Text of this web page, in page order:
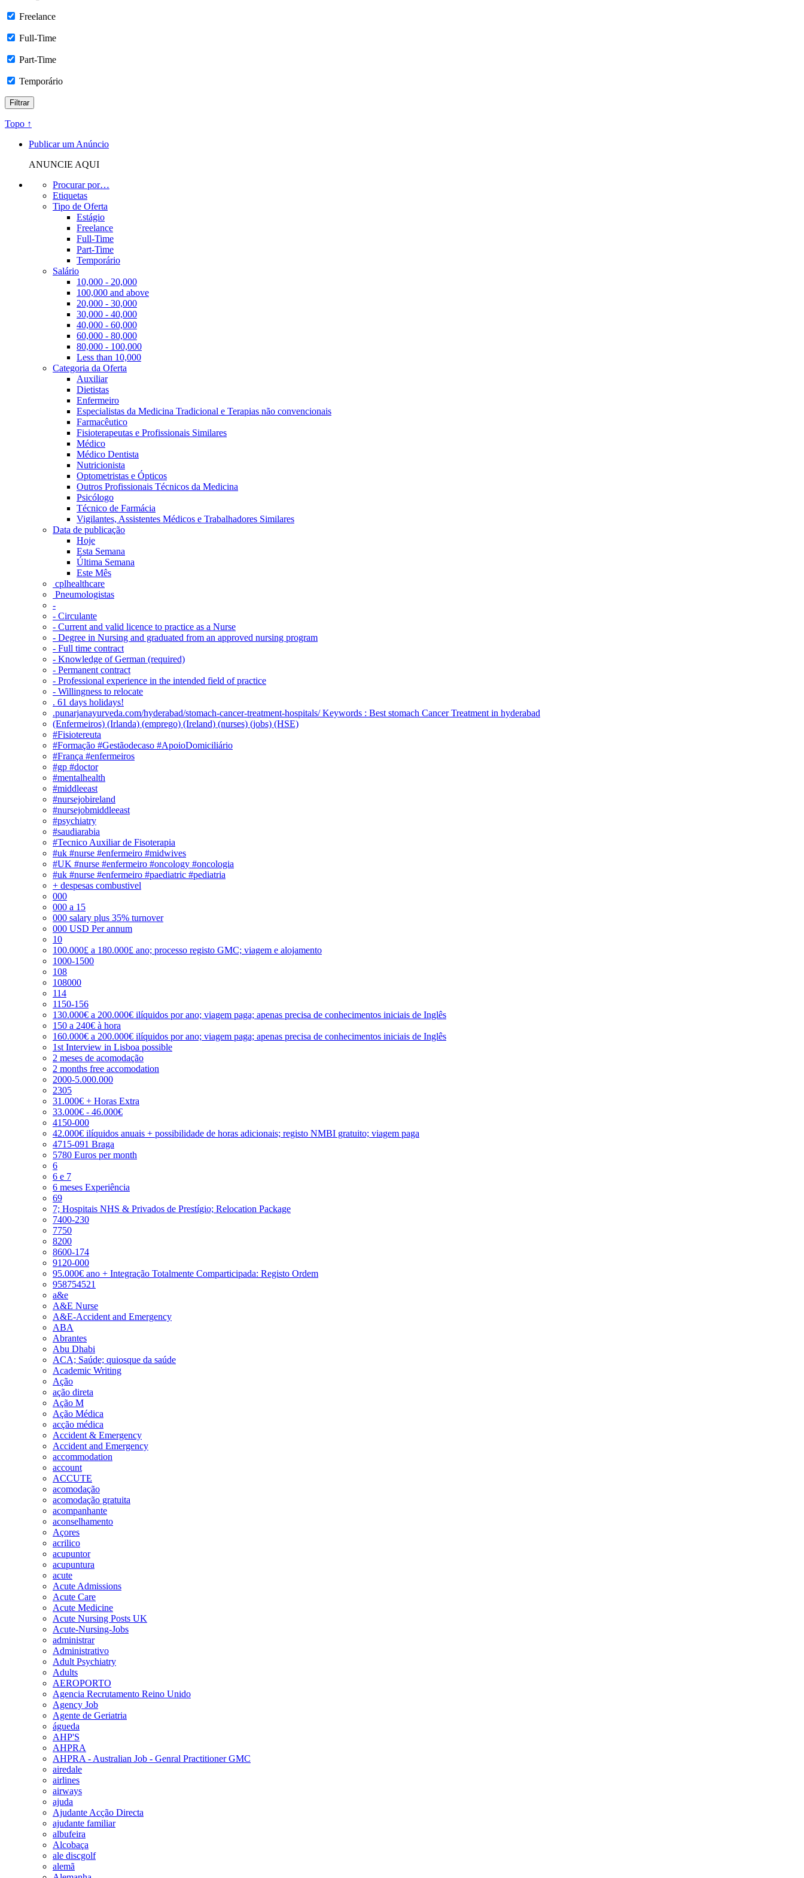
Freelance
Full-Time
Part-Time
Temporário
Topo ↑
Publicar um Anúncio
ANUNCIE AQUI
Procurar por…
Etiquetas
Tipo de Oferta
Estágio
Freelance
Full-Time
Part-Time
Temporário
Salário
10,000 - 20,000
100,000 and above
20,000 - 30,000
30,000 - 40,000
40,000 - 60,000
60,000 - 80,000
80,000 - 100,000
Less than 10,000
Categoria da Oferta
Auxiliar
Dietistas
Enfermeiro
Especialistas da Medicina Tradicional e Terapias não convencionais
Farmacêutico
Fisioterapeutas e Profissionais Similares
Médico
Médico Dentista
Nutricionista
Optometristas e Ópticos
Outros Profissionais Técnicos da Medicina
Psicólogo
Técnico de Farmácia
Vigilantes, Assistentes Médicos e Trabalhadores Similares
Data de publicação
Hoje
Esta Semana
Última Semana
Este Mês
‎ cplhealthcare‬
Pneumologistas
-
- Circulante
- Current and valid licence to practice as a Nurse
- Degree in Nursing and graduated from an approved nursing program
- Full time contract
- Knowledge of German (required)
- Permanent contract
- Professional experience in the intended field of practice
- Willingness to relocate
. 61 days holidays!
.punarjanayurveda.com/hyderabad/stomach-cancer-treatment-hospitals/ Keywords : Best stomach Cancer Treatment in hyderabad
(Enfermeiros) (Irlanda) (emprego) (Ireland) (nurses) (jobs) (HSE)
#Fisiotereuta
#Formação #Gestãodecaso #ApoioDomiciliário
#França #enfermeiros
#gp #doctor
#mentalhealth
#middleeast
#nursejobireland
#nursejobmiddleeast
#psychiatry
#saudiarabia
#Tecnico Auxiliar de Fisoterapia
#uk #nurse #enfermeiro #midwives
#UK #nurse #enfermeiro #oncology #oncologia
#uk #nurse #enfermeiro #paediatric #pediatria
+ despesas combustivel
000
000 a 15
000 salary plus 35% turnover
000 USD Per annum
10
100.000£ a 180.000£ ano; processo registo GMC; viagem e alojamento
1000-1500
108
108000
114
1150-156
130.000€ a 200.000€ ilíquidos por ano; viagem paga; apenas precisa de conhecimentos iniciais de Inglês
150 a 240€ à hora
160.000€ a 200.000€ ilíquidos por ano; viagem paga; apenas precisa de conhecimentos iniciais de Inglês
1st Interview in Lisboa possible
2 meses de acomodação
2 months free accomodation
2000-5.000.000
2305
31.000€ + Horas Extra
33.000€ - 46.000€
4150-000
42.000€ ilíquidos anuais + possibilidade de horas adicionais; registo NMBI gratuito; viagem paga
4715-091 Braga
5780 Euros per month
6
6 e 7
6 meses Experiência
69
7; Hospitais NHS & Privados de Prestígio; Relocation Package
7400-230
7750
8200
8600-174
9120-000
95.000€ ano + Integração Totalmente Comparticipada: Registo Ordem
958754521
a&e
A&E Nurse
A&E-Accident and Emergency
ABA
Abrantes
Abu Dhabi
ACA; Saúde; quiosque da saúde
Academic Writing
Ação
ação direta
Ação M
Ação Médica
acção médica
Accident & Emergency
Accident and Emergency
accommodation
account
ACCUTE
acomodação
acomodação gratuita
acompanhante
aconselhamento
Açores
acrilico
acupuntor
acupuntura
acute
Acute Admissions
Acute Care
Acute Medicine
Acute Nursing Posts UK
Acute-Nursing-Jobs
administrar
Administrativo
Adult Psychiatry
Adults
AEROPORTO
Agencia Recrutamento Reino Unido
Agency Job
Agente de Geriatria
águeda
AHP'S
AHPRA
AHPRA - Australian Job - Genral Practitioner GMC
airedale
airlines
airways
ajuda
Ajudante Acção Directa
ajudante familiar
albufeira
Alcobaça
ale discgolf
alemã